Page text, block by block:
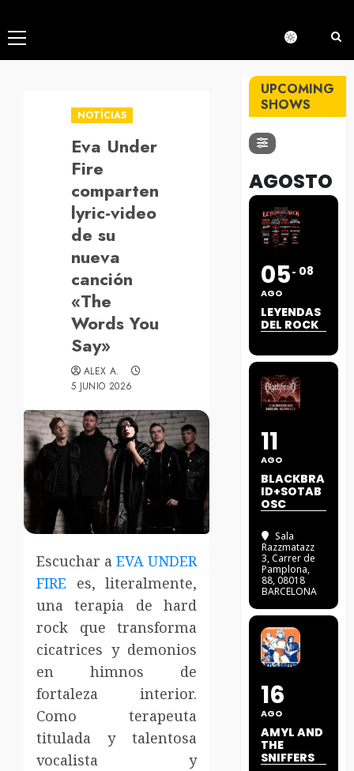
Menú
principal
NOTÍCIAS
Eva Under
Fire
comparten
lyric-video
de su
nueva
canción
«The
Words You
Say»
ALEX A.
5 JUNIO 2026
Escuchar aEVA UNDER
FIRE es, literalmente,
una terapia de hard
rock que transforma
cicatrices y demonios
en himnos de
fortaleza interior.
Como terapeuta
titulada y talentosa
vocalista y
UPCOMING
SHOWS
AGOSTO
05
AGO
08
LEYENDAS
DEL ROCK
11
AGO
BLACKBRA
ID+SOTAB
OSC
Sala
Razzmatazz
3, Carrer de
Pamplona,
88, 08018
BARCELONA
16
AGO
AMYL AND
THE
SNIFFERS